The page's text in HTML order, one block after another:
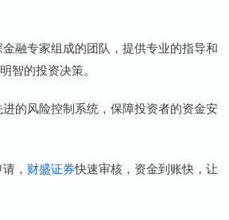
融专家组成的团队，提供专业的指导和
智的投资决策。
的风险控制系统，保障投资者的资金安
， 财盛证券快速审核，资金到账快，让